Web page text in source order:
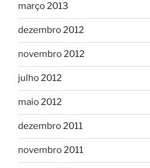
março 2013
dezembro 2012
novembro 2012
julho 2012
maio 2012
dezembro 2011
novembro 2011